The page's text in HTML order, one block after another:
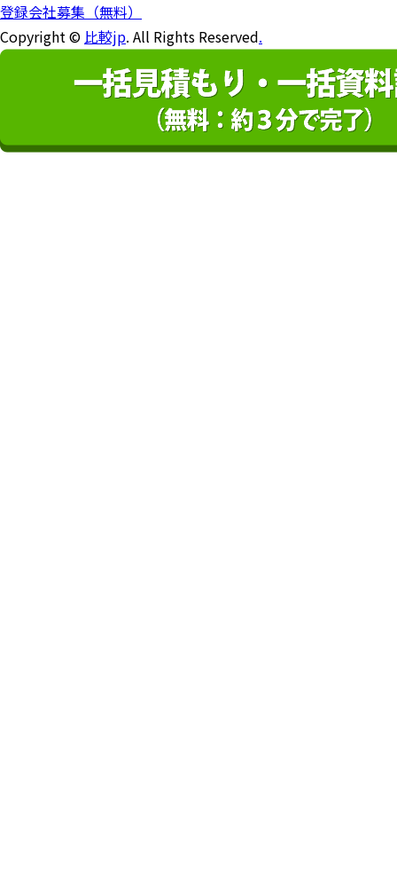
登録会社募集（無料）
Copyright ©比較jp. All Rights Reserved.